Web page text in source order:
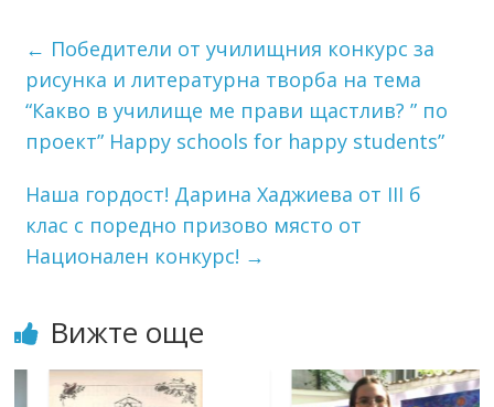
← Победители от училищния конкурс за
рисунка и литературна творба на тема
“Какво в училище ме прави щастлив? ” по
проект” Happy schools for happy students”
Наша гордост! Дарина Хаджиева от III б
клас с поредно призово място от
Национален конкурс! →
Вижте още